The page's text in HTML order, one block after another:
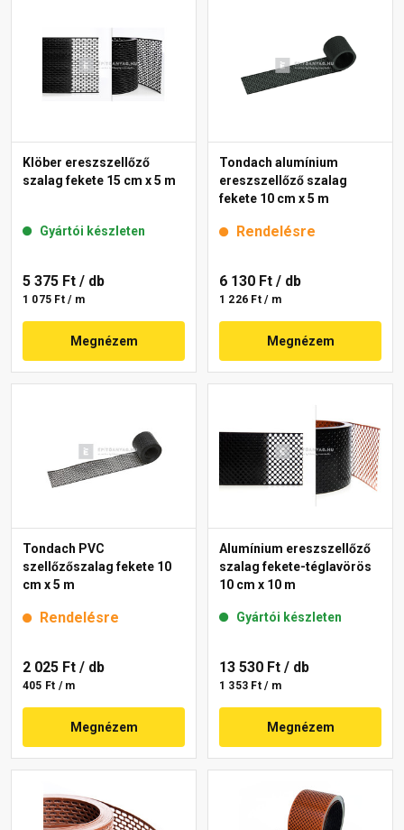
Klöber ereszszellőző
szalag fekete 15 cm x 5 m
Gyártói készleten
5 375 Ft / db
1 075 Ft / m
Megnézem
Tondach alumínium
ereszszellőző szalag
fekete 10 cm x 5 m
Rendelésre
6 130 Ft / db
1 226 Ft / m
Megnézem
Tondach PVC
szellőzőszalag fekete 10
cm x 5 m
Rendelésre
2 025 Ft / db
405 Ft / m
Megnézem
Alumínium ereszszellőző
szalag fekete-téglavörös
10 cm x 10 m
Gyártói készleten
13 530 Ft / db
1 353 Ft / m
Megnézem